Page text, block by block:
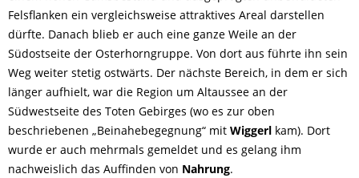
Felsflanken ein vergleichsweise attraktives Areal darstellen
dürfte. Danach blieb er auch eine ganze Weile an der
Südostseite der Osterhorngruppe. Von dort aus führte ihn sein
Weg weiter stetig ostwärts. Der nächste Bereich, in dem er sich
länger aufhielt, war die Region um Altaussee an der
Südwestseite des Toten Gebirges (wo es zur oben
beschriebenen „Beinahebegegnung“ mit Wiggerl kam). Dort
wurde er auch mehrmals gemeldet und es gelang ihm
nachweislich das Auffinden von Nahrung.